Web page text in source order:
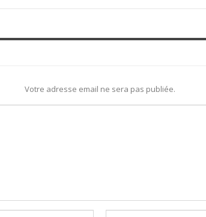
Votre adresse email ne sera pas publiée.